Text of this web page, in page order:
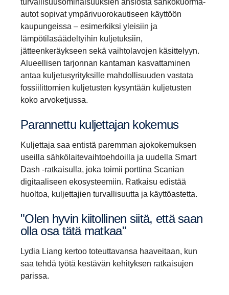
autot sopivat ympärivuorokautiseen käyttöön
kaupungeissa – esimerkiksi yleisiin ja
lämpötilasäädeltyihin kuljetuksiin,
jätteenkeräykseen sekä vaihtolavojen käsittelyyn.
Alueellisen tarjonnan kantaman kasvattaminen
antaa kuljetusyrityksille mahdollisuuden vastata
fossiilittomien kuljetusten kysyntään kuljetusten
koko arvoketjussa.
Paran­nettu kuljet­tajan kokemus
Kuljettaja saa entistä paremman ajokokemuksen
useilla sähkölaitevaihtoehdoilla ja uudella Smart
Dash -ratkaisulla, joka toimii porttina Scanian
digitaaliseen ekosysteemiin. Ratkaisu edistää
huoltoa, kuljettajien turvallisuutta ja käyttöastetta.
"Olen hyvin kiitol­linen siitä, että saan
olla osa tätä matkaa"
Lydia Liang kertoo toteuttavansa haaveitaan, kun
saa tehdä työtä kestävän kehityksen ratkaisujen
parissa.